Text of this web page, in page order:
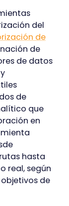
del
de
de
de datos
de
que
en
hasta
real, según
de